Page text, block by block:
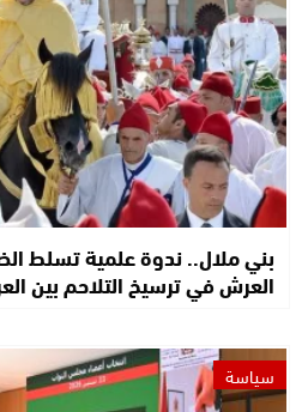
بني ملال.. ندوة علمية تسلط
العرش في ترسيخ التلاحم بين
سياسة